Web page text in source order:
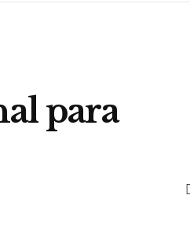
para